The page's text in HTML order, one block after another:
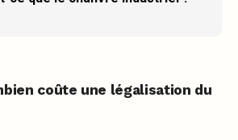
coûte une légalisation du